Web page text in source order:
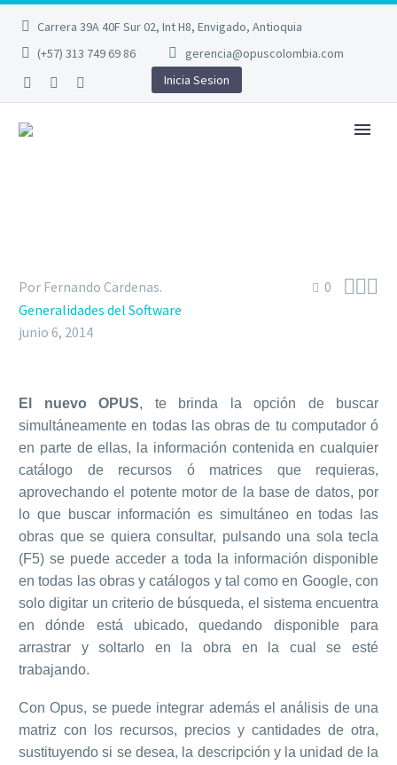
Carrera 39A 40F Sur 02, Int H8, Envigado, Antioquia
(+57) 313 749 69 86
gerencia@opuscolombia.com
Inicia Sesion
0 
Por Fernando Cardenas.
Generalidades del Software
junio 6, 2014
El nuevo OPUS, te brinda la opción de buscar
simultáneamente en todas las obras de tu computador ó
en parte de ellas, la información contenida en cualquier
catálogo de recursos ó matrices que requieras,
aprovechando el potente motor de la base de datos, por
lo que buscar información es simultáneo en todas las
obras que se quiera consultar, pulsando una sola tecla
(F5) se puede acceder a toda la información disponible
en todas las obras y catálogos y tal como en Google, con
solo digitar un criterio de búsqueda, el sistema encuentra
en dónde está ubicado, quedando disponible para
arrastrar y soltarlo en la obra en la cual se esté
trabajando.
Con Opus, se puede integrar además el análisis de una
matriz con los recursos, precios y cantidades de otra,
sustituyendo si se desea, la descripción y la unidad de la